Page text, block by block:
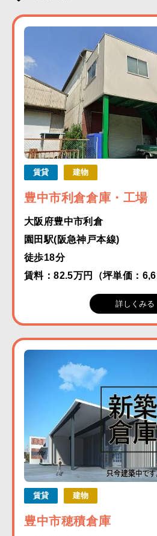
賃貸 建物
豊中市利倉倉庫・工場
大阪府豊中市利倉
園田駅(阪急神戸本線)
徒歩18分
賃料：82.5万円（坪単価：
詳しくみる
賃貸 建物
豊中市穂積倉庫